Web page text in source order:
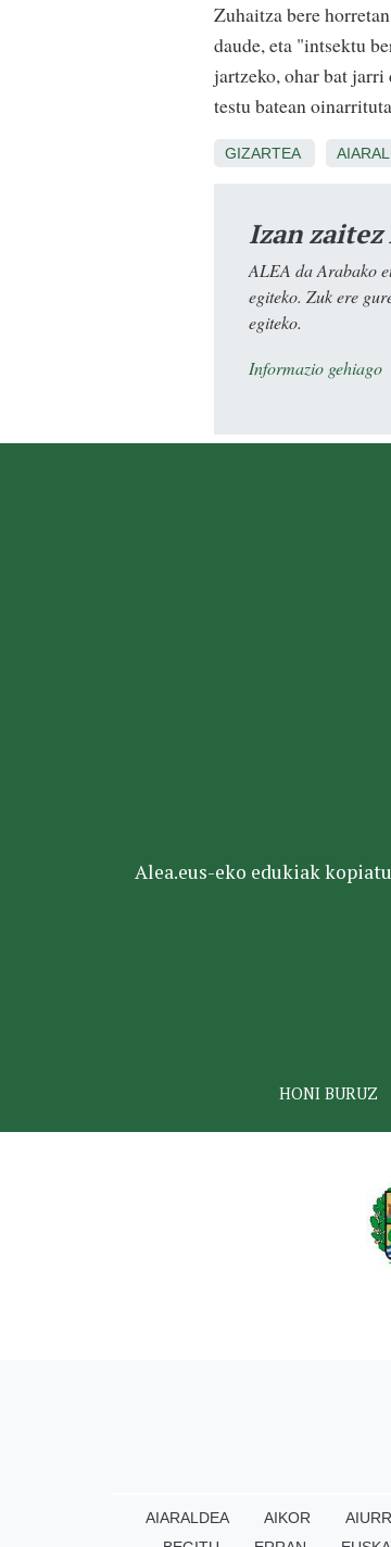
Zuhaitza bere
daude, eta "intsektu
jartzeko, ohar bat jarri
testu batean
GIZARTEA
Izan zaitez
ALEA da Arabako
egiteko. Zuk ere
egiteko.
Informazio gehiago
Alea.eus-eko edukiak
HONI BURUZ
AIARALDEA AIKOR